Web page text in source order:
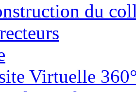
du
Virtuelle